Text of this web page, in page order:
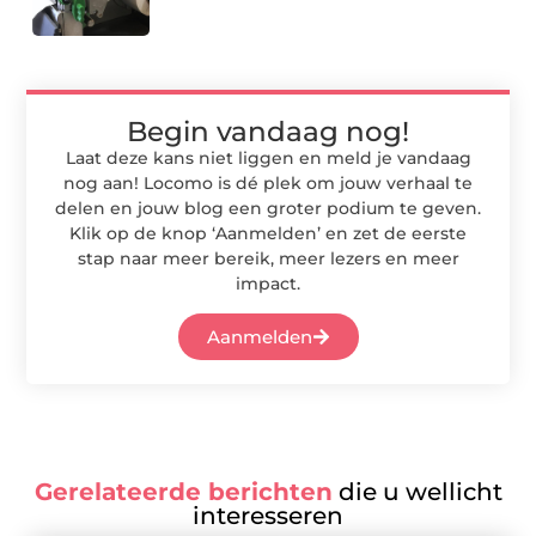
Begin vandaag nog!
Laat deze kans niet liggen en meld je vandaag
nog aan! Locomo is dé plek om jouw verhaal te
delen en jouw blog een groter podium te geven.
Klik op de knop ‘Aanmelden’ en zet de eerste
stap naar meer bereik, meer lezers en meer
impact.
Aanmelden
Gerelateerde berichten die u wellicht
interesseren